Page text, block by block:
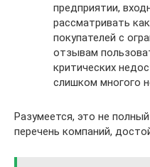
предприятии,
рассматривать
покупателей с
отзывам
критических
слишком многого
Разумеется, это не
перечень компаний,